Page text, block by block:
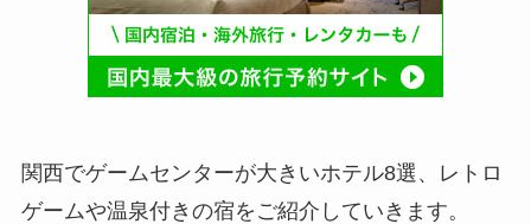
関西でゲームセンターが大きいホテル8選、レトロ
ゲームや温泉付きの宿をご紹介していきます。